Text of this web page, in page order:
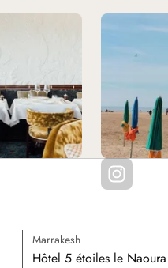
Marrakesh
Hôtel 5 étoiles le